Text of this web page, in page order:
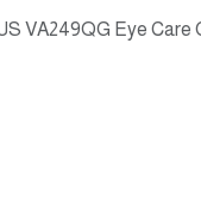
VA249QG Eye Care